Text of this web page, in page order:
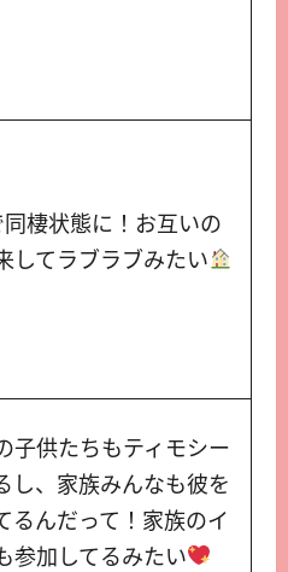
棲状態に！お互いの
してラブラブみたい
子供たちもティモシー
し、家族みんなも彼を
るんだって！家族のイ
参加してるみたい